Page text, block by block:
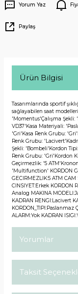
Yorum Yaz
Paylaş
Ürün Bilgisi
Tasarımlarında sportif
sağlayabilen saat
'Momentus'Çalışma
VD37'Kasa Materiyali:
'Gri'Kasa Renk Grubu:
Renk Grubu:
Şekli: 'Bombeli'Kordon
Renk Grubu: 'Gri'Kordon
Geçirmezlik: '5
'Multifunction' KORDON
GECIRMEZLIK:5 ATM
CINSIYET:Erkek KORDON
Analog MAKINA
KADRAN RENGI:Lacivert
KORDON_TIPI:Paslanmaz
ALARM:Yok KADRAN
Yorumlar
Taksit